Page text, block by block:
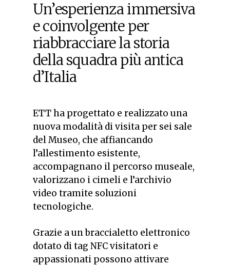
Un’esperienza immersiva
e coinvolgente per
riabbracciare la storia
della squadra più antica
d’Italia
ETT ha progettato e realizzato una
nuova modalità di visita per sei sale
del Museo, che affiancando
l’allestimento esistente,
accompagnano il percorso museale,
valorizzano i cimeli e l’archivio
video tramite soluzioni
tecnologiche.
Grazie a un braccialetto elettronico
dotato di tag NFC visitatori e
appassionati possono attivare